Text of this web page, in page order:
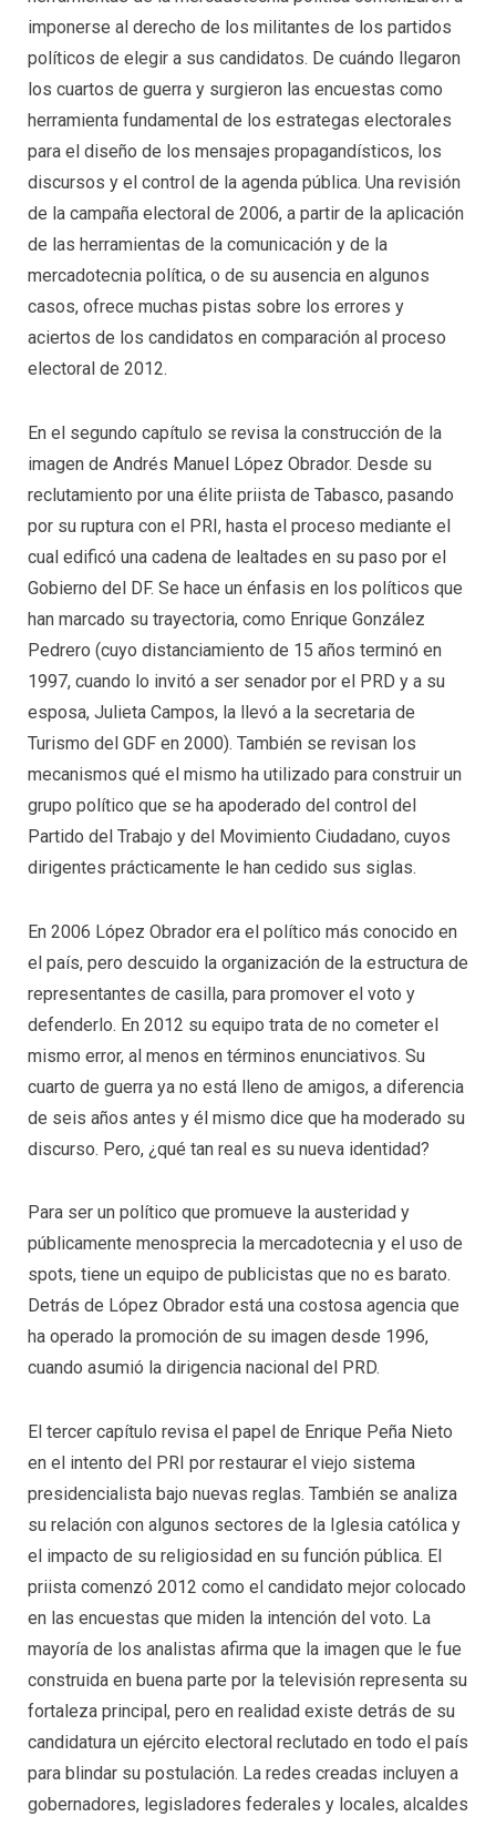
imponerse al derecho de los militantes de los partidos
políticos de elegir a sus candidatos. De cuándo llegaron
los cuartos de guerra y surgieron las encuestas como
herramienta fundamental de los estrategas electorales
para el diseño de los mensajes propagandísticos, los
discursos y el control de la agenda pública. Una revisión
de la campaña electoral de 2006, a partir de la aplicación
de las herramientas de la comunicación y de la
mercadotecnia política, o de su ausencia en algunos
casos, ofrece muchas pistas sobre los errores y
aciertos de los candidatos en comparación al proceso
electoral de 2012.
En el segundo capítulo se revisa la construcción de la
imagen de Andrés Manuel López Obrador. Desde su
reclutamiento por una élite priista de Tabasco, pasando
por su ruptura con el PRI, hasta el proceso mediante el
cual edificó una cadena de lealtades en su paso por el
Gobierno del DF. Se hace un énfasis en los políticos que
han marcado su trayectoria, como Enrique González
Pedrero (cuyo distanciamiento de 15 años terminó en
1997, cuando lo invitó a ser senador por el PRD y a su
esposa, Julieta Campos, la llevó a la secretaria de
Turismo del GDF en 2000). También se revisan los
mecanismos qué el mismo ha utilizado para construir un
grupo político que se ha apoderado del control del
Partido del Trabajo y del Movimiento Ciudadano, cuyos
dirigentes prácticamente le han cedido sus siglas.
En 2006 López Obrador era el político más conocido en
el país, pero descuido la organización de la estructura de
representantes de casilla, para promover el voto y
defenderlo. En 2012 su equipo trata de no cometer el
mismo error, al menos en términos enunciativos. Su
cuarto de guerra ya no está lleno de amigos, a diferencia
de seis años antes y él mismo dice que ha moderado su
discurso. Pero, ¿qué tan real es su nueva identidad?
Para ser un político que promueve la austeridad y
públicamente menosprecia la mercadotecnia y el uso de
spots, tiene un equipo de publicistas que no es barato.
Detrás de López Obrador está una costosa agencia que
ha operado la promoción de su imagen desde 1996,
cuando asumió la dirigencia nacional del PRD.
El tercer capítulo revisa el papel de Enrique Peña Nieto
en el intento del PRI por restaurar el viejo sistema
presidencialista bajo nuevas reglas. También se analiza
su relación con algunos sectores de la Iglesia católica y
el impacto de su religiosidad en su función pública. El
priista comenzó 2012 como el candidato mejor colocado
en las encuestas que miden la intención del voto. La
mayoría de los analistas afirma que la imagen que le fue
construida en buena parte por la televisión representa su
fortaleza principal, pero en realidad existe detrás de su
candidatura un ejército electoral reclutado en todo el país
para blindar su postulación. La redes creadas incluyen a
gobernadores, legisladores federales y locales, alcaldes